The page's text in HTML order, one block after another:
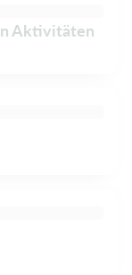
Aktivitäten